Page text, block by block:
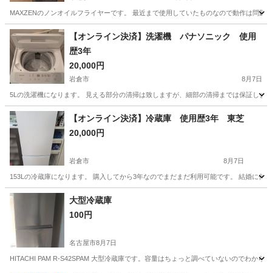
MAXZENのノンオイルフライヤーです。 最近まで使用していたものなので動作は問
愛知 名古屋市 今池駅 キッチン家電
【オンライン決済】洗濯機 パナソニック 使用
歴3年
20,000円
岩倉市 8月7日
5Lの洗濯機になります。 見える部分の清掃は致しますが、細部の清掃までは保証し
愛知 岩倉市 生活家電
【オンライン決済】冷蔵庫 使用歴3年 東芝
20,000円
岩倉市 8月7日
153Lの冷蔵庫になります。 購入してから3年なのでまだまだ利用可能です。 結婚に
愛知 岩倉市 キッチン家電
大型冷蔵庫
100円
名古屋市8月7日
HITACHI PAM R-S42SPAM 大型冷蔵庫です。容量はちょっと調べていないのでわか